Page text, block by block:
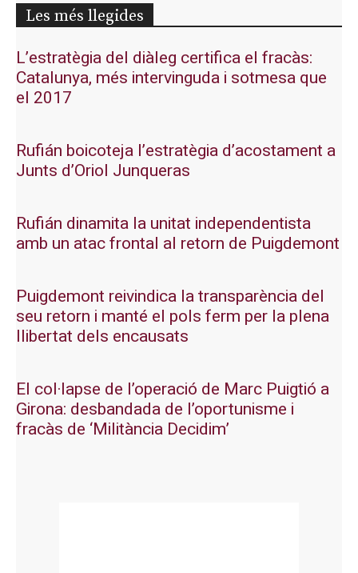
Les més llegides
L’estratègia del diàleg certifica el fracàs:
Catalunya, més intervinguda i sotmesa que
el 2017
Rufián boicoteja l’estratègia d’acostament a
Junts d’Oriol Junqueras
Rufián dinamita la unitat independentista
amb un atac frontal al retorn de Puigdemont
Puigdemont reivindica la transparència del
seu retorn i manté el pols ferm per la plena
llibertat dels encausats
El col·lapse de l’operació de Marc Puigtió a
Girona: desbandada de l’oportunisme i
fracàs de ‘Militància Decidim’